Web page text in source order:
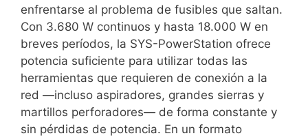
enfrentarse al problema de fusibles que saltan.
Con 3.680 W continuos y hasta 18.000 W en
breves períodos, la SYS-PowerStation ofrece
potencia suficiente para utilizar todas las
herramientas que requieren de conexión a la
red —incluso aspiradores, grandes sierras y
martillos perforadores— de forma constante y
sin pérdidas de potencia. En un formato